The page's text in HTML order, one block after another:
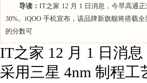
导读： IT之家 12 月 1 日消息，今早高通正
30%。iQOO 手机宣布，该品牌新旗舰将搭载
的分数可
IT之家 12 月 1 日消
采用三星 4nm 制程工